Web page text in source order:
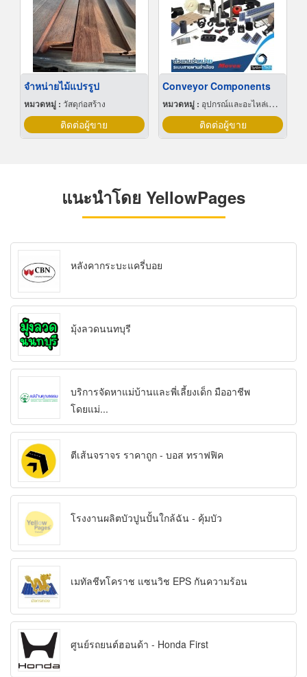
จำหน่ายไม้แปรรูป
หมวดหมู่ : วัสดุก่อสร้าง
ติดต่อผู้ขาย
Conveyor Components
หมวดหมู่ : อุปกรณ์และอะไหล่เครื่องลำเลียงวัสดุ
ติดต่อผู้ขาย
แนะนำโดย YellowPages
หลังคากระบะแครี่บอย
มุ้งลวดนนทบุรี
บริการจัดหาแม่บ้านและพี่เลี้ยงเด็ก มืออาชีพ
โดยแม่...
ตีเส้นจราจร ราคาถูก - บอส ทราฟฟิค
โรงงานผลิตบัวปูนปั้นใกล้ฉัน - คุ้มบัว
เมทัลชีทโคราช แซนวิช EPS กันความร้อน
ศูนย์รถยนต์ฮอนด้า - Honda First